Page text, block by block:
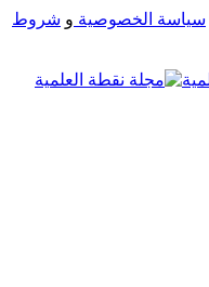
سياسة الخصوصية و شروط